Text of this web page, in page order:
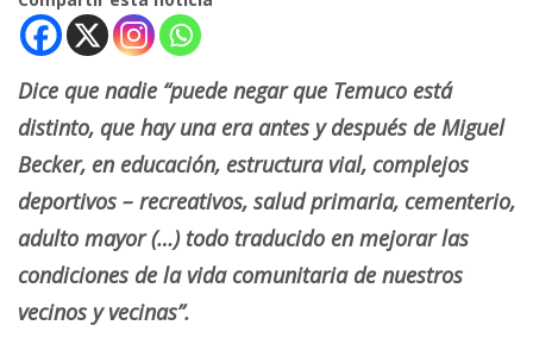
Dice que nadie “puede negar que Temuco está
distinto, que hay una era antes y después de Miguel
Becker, en educación, estructura vial, complejos
deportivos – recreativos, salud primaria, cementerio,
adulto mayor (…) todo traducido en mejorar las
condiciones de la vida comunitaria de nuestros
vecinos y vecinas”.